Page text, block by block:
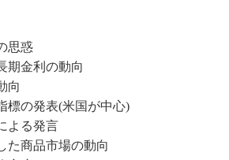
思惑
期金利の動向
向
標の発表(米国が中心)
よる発言
た商品市場の動向